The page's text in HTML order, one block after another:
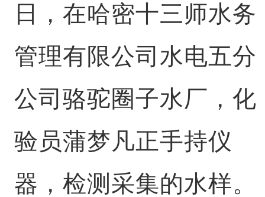
日，在哈密十三师水务
管理有限公司水电五分
公司骆驼圈子水厂，化
验员蒲梦凡正手持仪
器，检测采集的水样。